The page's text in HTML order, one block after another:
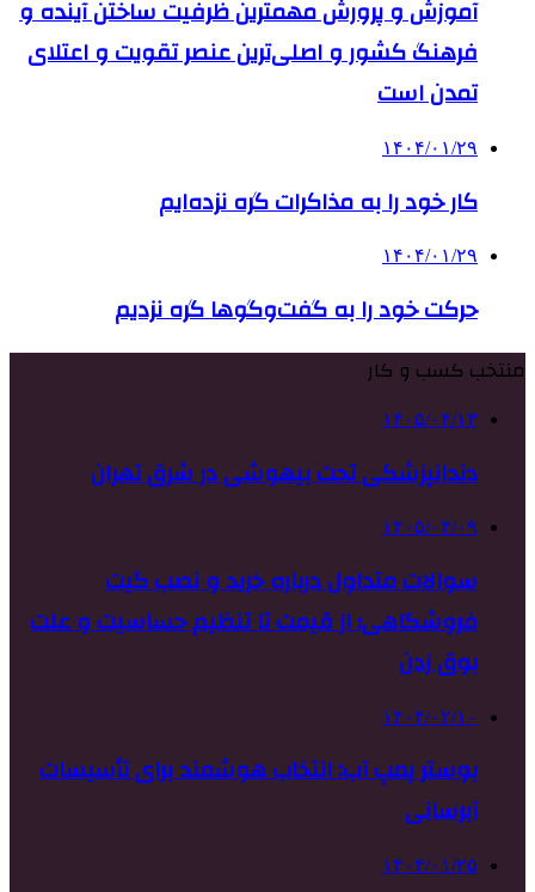
آموزش و پرورش مهمترین ظرفیت ساختن آینده و
فرهنگ کشور و اصلی‌ترین عنصر تقویت و اعتلای
تمدن است
۱۴۰۴/۰۱/۲۹
کار خود را به مذاکرات گره نزده‌ایم
۱۴۰۴/۰۱/۲۹
حرکت خود را به گفت‌وگوها گره نزدیم
منتخب کسب و کار
۱۴۰۵/۰۴/۱۳
دندانپزشکی تحت بیهوشی در شرق تهران
۱۴۰۵/۰۴/۰۹
سوالات متداول درباره خرید و نصب گیت
فروشگاهی؛ از قیمت تا تنظیم حساسیت و علت
بوق زدن
۱۴۰۴/۰۲/۱۰
بوستر پمپ آب: انتخاب هوشمند برای تأسیسات
آبرسانی
۱۴۰۴/۰۱/۲۵